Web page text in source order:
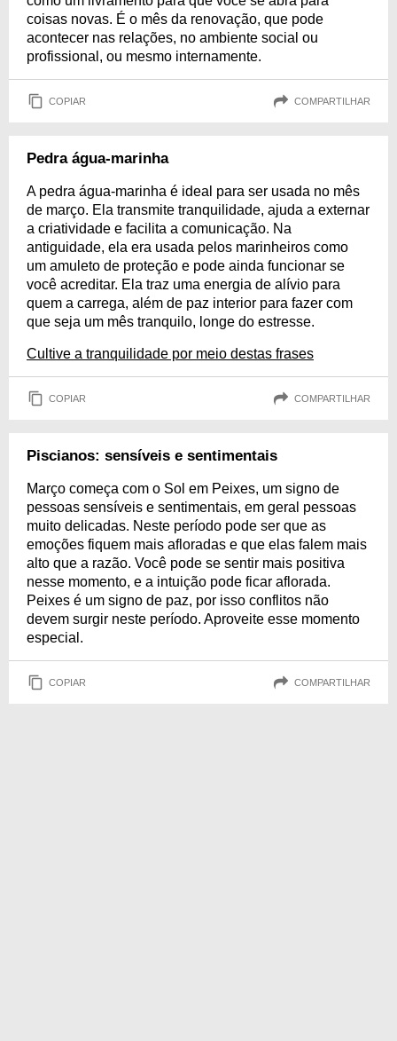
coisas novas. É o mês da renovação, que pode
acontecer nas relações, no ambiente social ou
profissional, ou mesmo internamente.
COPIAR COMPARTILHAR
Pedra água-marinha
A pedra água-marinha é ideal para ser usada no mês
de março. Ela transmite tranquilidade, ajuda a externar
a criatividade e facilita a comunicação. Na
antiguidade, ela era usada pelos marinheiros como
um amuleto de proteção e pode ainda funcionar se
você acreditar. Ela traz uma energia de alívio para
quem a carrega, além de paz interior para fazer com
que seja um mês tranquilo, longe do estresse.
Cultive a tranquilidade por meio destas frases
COPIAR COMPARTILHAR
Piscianos: sensíveis e sentimentais
Março começa com o Sol em Peixes, um signo de
pessoas sensíveis e sentimentais, em geral pessoas
muito delicadas. Neste período pode ser que as
emoções fiquem mais afloradas e que elas falem mais
alto que a razão. Você pode se sentir mais positiva
nesse momento, e a intuição pode ficar aflorada.
Peixes é um signo de paz, por isso conflitos não
devem surgir neste período. Aproveite esse momento
especial.
COPIAR COMPARTILHAR